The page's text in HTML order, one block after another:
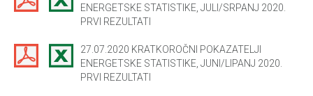
ENERGETSKE STATISTIKE, JULI/SRPANJ 2020.
PRVI REZULTATI
27.07.2020 KRATKOROČNI POKAZATELJI
ENERGETSKE STATISTIKE, JUNI/LIPANJ 2020.
PRVI REZULTATI